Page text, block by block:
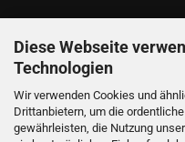
Diese Webseite
Technologien
Wir verwenden Cookies und
Drittanbietern, um die
gewährleisten, die Nutzung
Informationen
Produkte
Ihr Konto